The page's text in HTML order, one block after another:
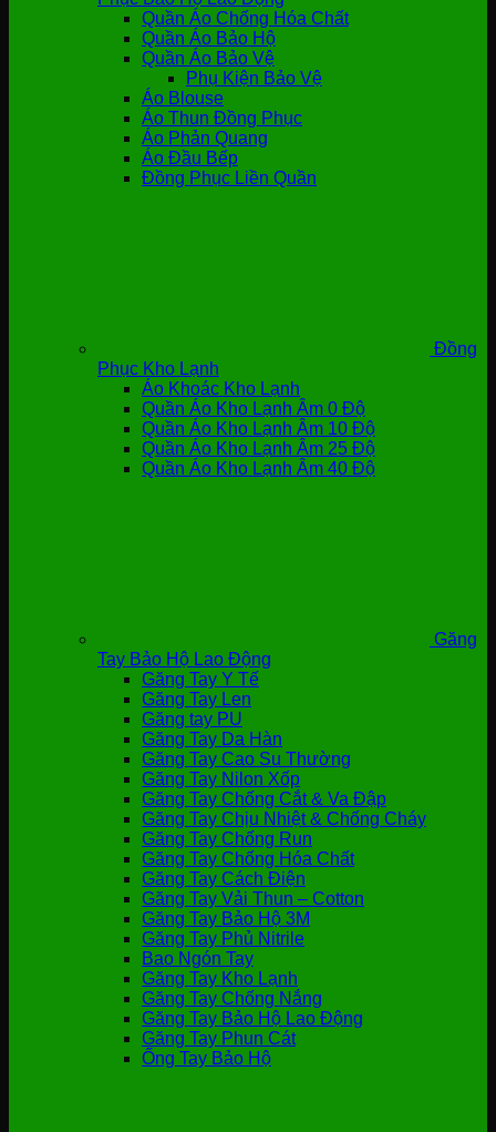
Quần Áo Chống Hóa Chất
Quần Áo Bảo Hộ
Quần Áo Bảo Vệ
Phụ Kiện Bảo Vệ
Áo Blouse
Áo Thun Đồng Phục
Áo Phản Quang
Áo Đầu Bếp
Đồng Phục Liền Quần
Đồng
Phục Kho Lạnh
Áo Khoác Kho Lạnh
Quần Áo Kho Lạnh Âm 0 Độ
Quần Áo Kho Lạnh Âm 10 Độ
Quần Áo Kho Lạnh Âm 25 Độ
Quần Áo Kho Lạnh Âm 40 Độ
Găng
Tay Bảo Hộ Lao Động
Găng Tay Y Tế
Găng Tay Len
Găng tay PU
Găng Tay Da Hàn
Găng Tay Cao Su Thường
Găng Tay Nilon Xốp
Găng Tay Chống Cắt & Va Đập
Găng Tay Chịu Nhiệt & Chống Cháy
Găng Tay Chống Run
Găng Tay Chống Hóa Chất
Găng Tay Cách Điện
Găng Tay Vải Thun – Cotton
Găng Tay Bảo Hộ 3M
Găng Tay Phủ Nitrile
Bao Ngón Tay
Găng Tay Kho Lạnh
Găng Tay Chống Nắng
Găng Tay Bảo Hộ Lao Động
Găng Tay Phun Cát
Ống Tay Bảo Hộ